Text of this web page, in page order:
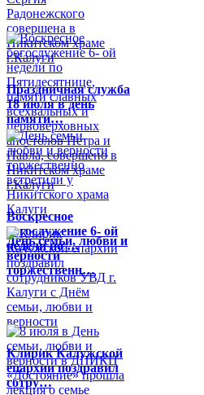
Праздничная служба
18 июля в день
памяти…
Воскресное
богослужение 6- ой
недели по …
День семьи, любви и
верности
торжественн…
Клирик Калужской
епархии поздравил
сотру…